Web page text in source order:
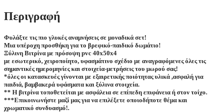
Περιγραφή
Φυλάξτε τις πιο γλυκές αναμνήσεις σε μοναδικά σετ!
Μια υπέροχη προσθήκη για το βρεφικό-παιδικό δωμάτιο!
Ξύλινη Βιτρίνα με πρόσοψη pvc 40x50x4
με εσωτερικό, χειροποίητο, υφασμάτινο σχέδιο με αναγραφόμενες όλες τις
σημαντικές ημερομηνίες και στοιχεία-μετρήσεις του μωρού σας!
*όλες οι κατασκευές γίνονται με εξαιρετικής ποιότητας υλικά ,ασφαλή για
παιδιά, βαμβακερά υφάσματα και ξύλινα στοιχεία.
** Η βιτρίνα τοποθετείται με ασφάλεια σε επίπεδη επιφάνεια ή στον τοίχο.
***Επικοινωνήστε μαζί μας για να επιλέξετε οποιοδήποτε θέμα και
χρωματικό συνδυασμό!.